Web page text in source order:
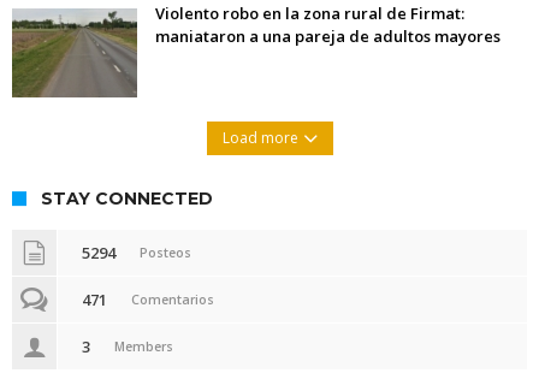
Violento robo en la zona rural de Firmat:
maniataron a una pareja de adultos mayores
Load more
STAY CONNECTED
5294 Posteos
471 Comentarios
3 Members